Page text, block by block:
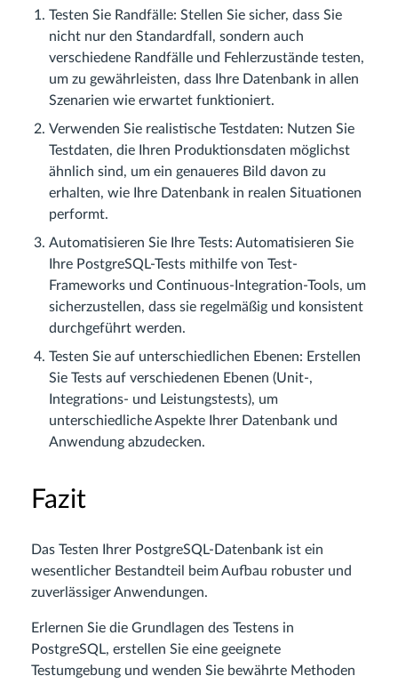
Testen Sie Randfälle: Stellen Sie sicher, dass Sie
nicht nur den Standardfall, sondern auch
verschiedene Randfälle und Fehlerzustände testen,
um zu gewährleisten, dass Ihre Datenbank in allen
Szenarien wie erwartet funktioniert.
Verwenden Sie realistische Testdaten: Nutzen Sie
Testdaten, die Ihren Produktionsdaten möglichst
ähnlich sind, um ein genaueres Bild davon zu
erhalten, wie Ihre Datenbank in realen Situationen
performt.
Automatisieren Sie Ihre Tests: Automatisieren Sie
Ihre PostgreSQL-Tests mithilfe von Test-
Frameworks und Continuous-Integration-Tools, um
sicherzustellen, dass sie regelmäßig und konsistent
durchgeführt werden.
Testen Sie auf unterschiedlichen Ebenen: Erstellen
Sie Tests auf verschiedenen Ebenen (Unit-,
Integrations- und Leistungstests), um
unterschiedliche Aspekte Ihrer Datenbank und
Anwendung abzudecken.
Fazit
Das Testen Ihrer PostgreSQL-Datenbank ist ein
wesentlicher Bestandteil beim Aufbau robuster und
zuverlässiger Anwendungen.
Erlernen Sie die Grundlagen des Testens in
PostgreSQL, erstellen Sie eine geeignete
Testumgebung und wenden Sie bewährte Methoden